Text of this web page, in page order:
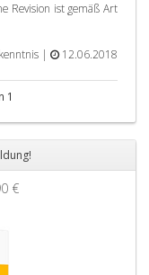
ist gemäß Art
| 12.06.2018
1
€